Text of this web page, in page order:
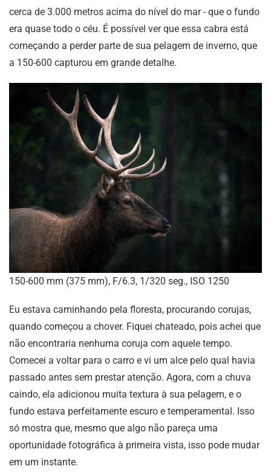
cerca de 3.000 metros acima do nível do mar - que o fundo
era quase todo o céu. É possível ver que essa cabra está
começando a perder parte de sua pelagem de inverno, que
a 150-600 capturou em grande detalhe.
150-600 mm (375 mm), F/6.3, 1/320 seg., ISO 1250
Eu estava caminhando pela floresta, procurando corujas,
quando começou a chover. Fiquei chateado, pois achei que
não encontraria nenhuma coruja com aquele tempo.
Comecei a voltar para o carro e vi um alce pelo qual havia
passado antes sem prestar atenção. Agora, com a chuva
caindo, ela adicionou muita textura à sua pelagem, e o
fundo estava perfeitamente escuro e temperamental. Isso
só mostra que, mesmo que algo não pareça uma
oportunidade fotográfica à primeira vista, isso pode mudar
em um instante.